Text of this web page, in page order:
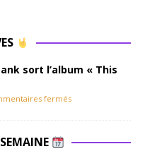
sort l’album « This
fermés